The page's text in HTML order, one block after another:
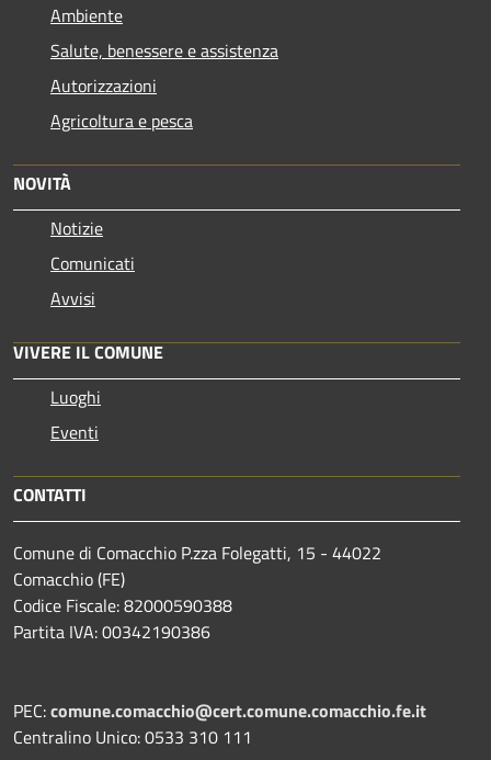
Ambiente
Salute, benessere e assistenza
Autorizzazioni
Agricoltura e pesca
NOVITÀ
Notizie
Comunicati
Avvisi
VIVERE IL COMUNE
Luoghi
Eventi
CONTATTI
Comune di Comacchio P.zza Folegatti, 15 - 44022
Comacchio (FE)
Codice Fiscale: 82000590388
Partita IVA: 00342190386
PEC:comune.comacchio@cert.comune.comacchio.fe.it
Centralino Unico: 0533 310 111